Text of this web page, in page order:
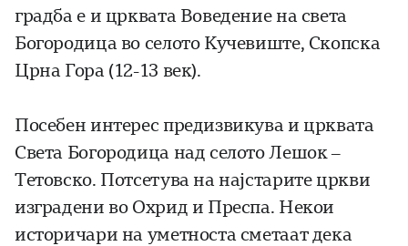
градба е и црквата Воведение на света
Богородица во селото Кучевиште, Скопска
Црна Гора (12-13 век).
Посебен интерес предизвикува и црквата
Света Богородица над селото Лешок –
Тетовско. Потсетува на најстарите цркви
изградени во Охрид и Преспа. Некои
историчари на уметноста сметаат дека